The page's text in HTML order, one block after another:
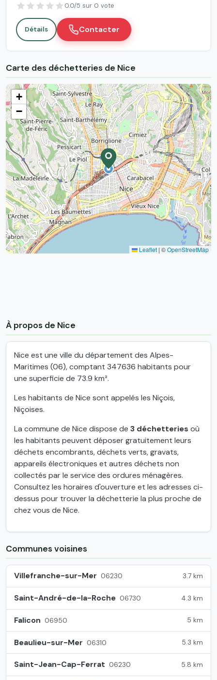
0.0/5 sur 0 vote
Détails Contacter
Carte des déchetteries de Nice
+
−
Leaflet | ©OpenStreetMap
À propos de Nice
Nice est une ville du département des Alpes-
Maritimes (06), comptant 347636 habitants pour
une superficie de 73.9 km².
Les habitants de Nice sont appelés les Niçois,
Niçoises.
La commune de Nice dispose de 3 déchetteries où
les habitants peuvent déposer gratuitement leurs
déchets encombrants, déchets verts, gravats,
appareils électroniques et autres déchets non
collectés par le service des ordures ménagères.
Consultez les horaires d'ouverture et les adresses ci-
dessus pour trouver la déchetterie la plus proche de
chez vous de Nice.
Communes voisines
Villefranche-sur-Mer 06230 3.7 km
Saint-André-de-la-Roche 06730 4.3 km
Falicon 06950 5 km
Beaulieu-sur-Mer 06310 5.3 km
Saint-Jean-Cap-Ferrat 06230 5.8 km